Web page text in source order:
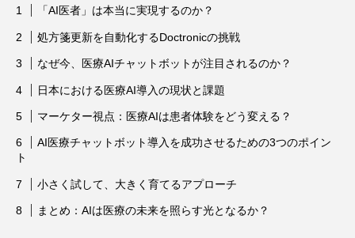
「AI医者」は本当に実現するのか？
処方箋更新を自動化するDoctronicの挑戦
なぜ今、医療AIチャットボットが注目されるのか？
日本における医療AI導入の現状と課題
マーケター視点：医療AIは患者体験をどう変える？
AI医療チャットボット導入を成功させるための3つのポイン
ト
小さく試して、大きく育てるアプローチ
まとめ：AIは医療の未来を照らす光となるか？